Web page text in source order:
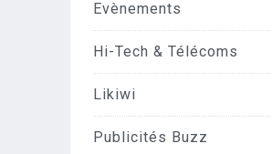
Evènements
Hi-Tech & Télécoms
Likiwi
Publicités Buzz